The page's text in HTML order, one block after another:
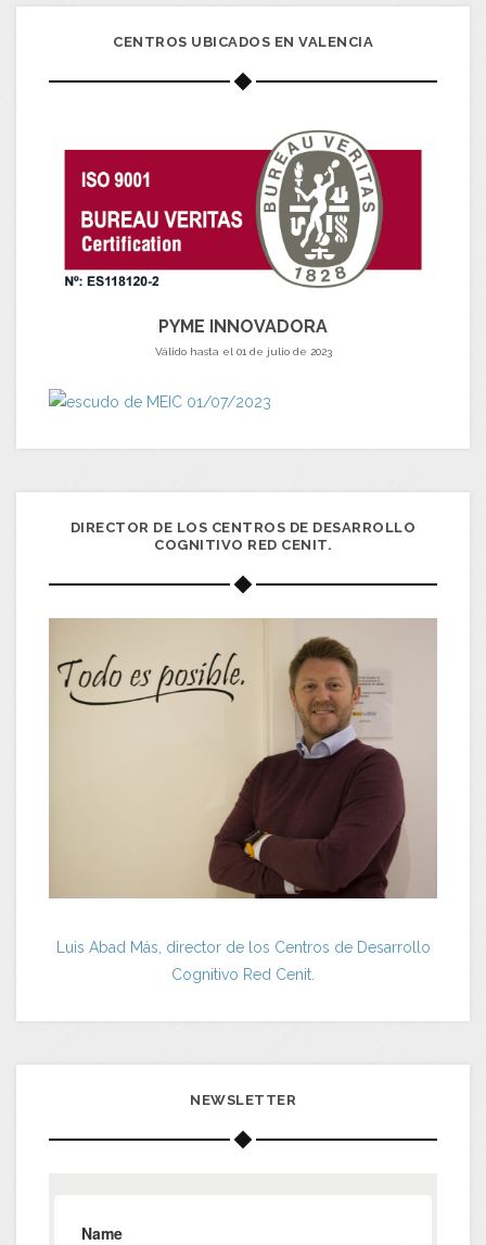
CENTROS UBICADOS EN VALENCIA
PYME INNOVADORA
Válido hasta el 01 de julio de 2023
DIRECTOR DE LOS CENTROS DE DESARROLLO
COGNITIVO RED CENIT.
Luis Abad Más, director de los Centros de Desarrollo
Cognitivo Red Cenit.
NEWSLETTER